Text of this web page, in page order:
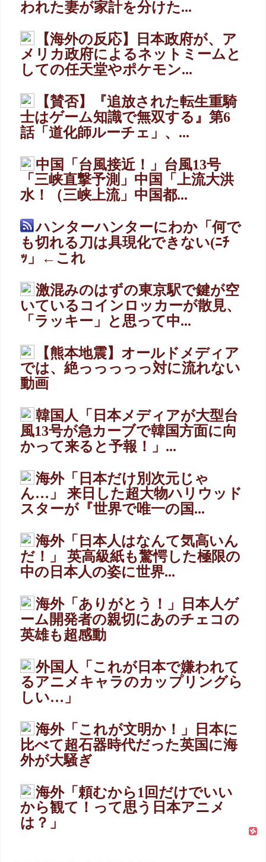
われた妻が家計を分けた...
【海外の反応】日本政府が、ア
メリカ政府によるネットミームと
しての任天堂やポケモン...
【賛否】『追放された転生重騎
士はゲーム知識で無双する』第6
話「道化師ルーチェ」、...
中国「台風接近！」台風13号
「三峡直撃予測」中国「上流大洪
水！（三峡上流」中国都...
ハンターハンターにわか「何で
も切れる刀は具現化できない(ﾆﾁ
ｯ」←これ
激混みのはずの東京駅で鍵が空
いているコインロッカーが散見、
「ラッキー」と思って中...
【熊本地震】オールドメディア
では、絶っっっっっ対に流れない
動画
韓国人「日本メディアが大型台
風13号が急カーブで韓国方面に向
かって来ると予報！」...
海外「日本だけ別次元じゃ
ん…」 来日した超大物ハリウッド
スターが『世界で唯一の国...
海外「日本人はなんて気高いん
だ！」 英高級紙も驚愕した極限の
中の日本人の姿に世界...
海外「ありがとう！」日本人ゲ
ーム開発者の親切にあのチェコの
英雄も超感動
外国人「これが日本で嫌われて
るアニメキャラのカップリングら
しい…」
海外「これが文明か！」日本に
比べて超石器時代だった英国に海
外が大騒ぎ
海外「頼むから1回だけでいい
から観て！って思う日本アニメ
は？」